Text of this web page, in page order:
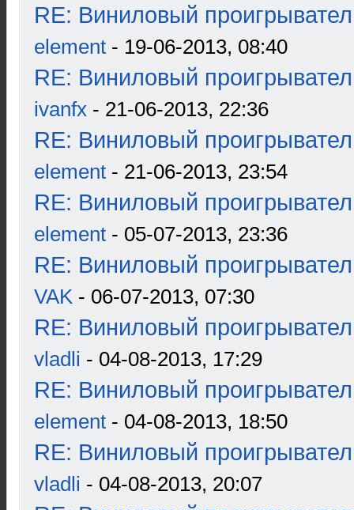
RE: Виниловый
element - 19-06-2013, 08:40
RE: Виниловый
ivanfx - 21-06-2013, 22:36
RE: Виниловый
element - 21-06-2013, 23:54
RE: Виниловый
element - 05-07-2013, 23:36
RE: Виниловый
VAK - 06-07-2013, 07:30
RE: Виниловый
vladli - 04-08-2013, 17:29
RE: Виниловый
element - 04-08-2013, 18:50
RE: Виниловый
vladli - 04-08-2013, 20:07